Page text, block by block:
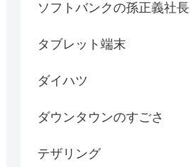
ソフトバンクの孫正義社長
タブレット端末
ダイハツ
ダウンタウンのすごさ
テザリング